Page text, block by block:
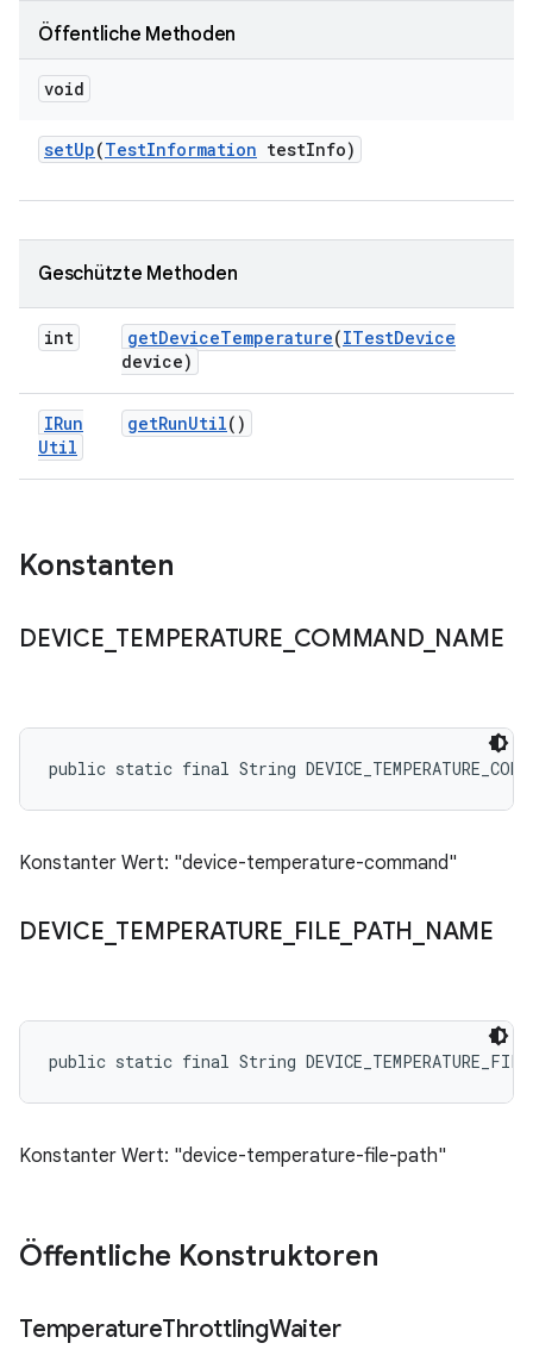
Öffentliche Methoden
void
setUp(TestInformation testInfo)
Geschützte Methoden
int getDeviceTemperature(ITestDevice
device)
IRun
Util
getRunUtil()
Konstanten
DEVICE TEMPERATURE COMMAND_ NAME
public static final String
Konstanter Wert: "device-temperature-command"
DEVICE TEMPERATURE FILE PATH NAME
public static final String
Konstanter Wert: "device-temperature-file-path"
Öffentliche Konstruktoren
TemperatureThrottlingWaiter